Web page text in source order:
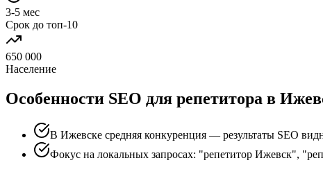
3-5 мес
Срок до топ-10
650 000
Население
Особенности SEO для репетитора в
В Ижевске средняя конкуренция — результаты SEO
Фокус на локальных запросах: "репетитор Ижевск",